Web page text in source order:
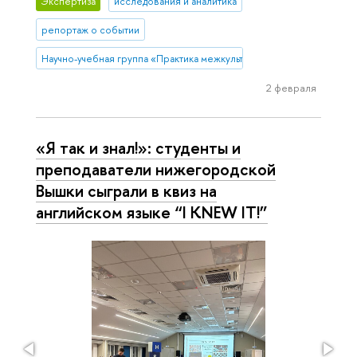
репортаж о событии
Научно-учебная группа «Практика межкультурной коммуникации
2 февраля
«Я так и знал!»: студенты и
преподаватели нижегородской
Вышки сыграли в квиз на
английском языке “I KNEW IT!”